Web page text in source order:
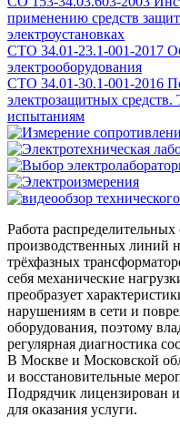
применению средств
электроустановках
СТО 34.01-23.1-001-2017
электрооборудования
СТО 34.01-30.1-001-2016
электрозащитных средств.
испытаниям
Работа
производственных линий
трёхфазных
себя механические
преобразует
нарушениям в сети и
оборудования, поэтому
регулярная диагностика
В Москве и Московской
и восстановительные
Подрядчик лицензирован
для оказания услуги.